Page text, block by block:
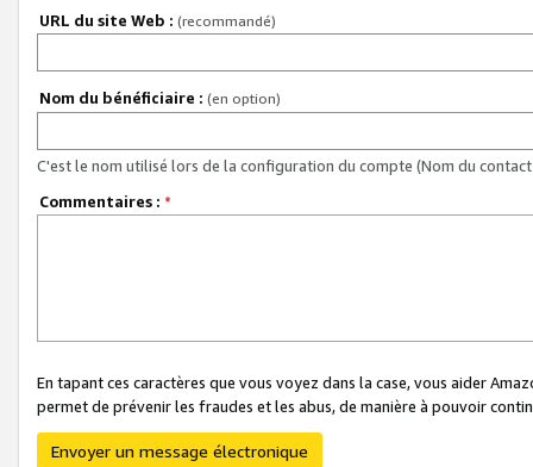
URL du site Web : (recommandé)
Nom du bénéficiaire : (en option)
C'est le nom utilisé lors de la configuration du compte (Nom du
Commentaires : *
En tapant ces caractères que vous voyez dans la case, vous aider
permet de prévenir les fraudes et les abus, de manière à pouvoir
Envoyer un message électronique